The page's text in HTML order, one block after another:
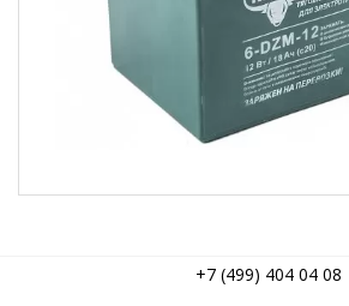
+7 (499) 404 04 08